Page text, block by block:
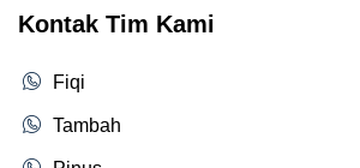
Kontak Tim Kami
Fiqi
Tambah